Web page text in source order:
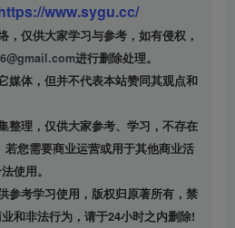
www.sygu.cc/
，仅供大家学习与参考，如有侵权，
进行删除处理。
媒体，但并不代表本站赞同其观点和
您需要商业运营或用于其他商业活
使用。
参考学习使用，版权归原著所有，禁
和非法行为，请于24小时之内删除!